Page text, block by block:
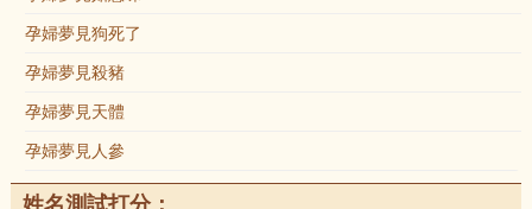
孕婦夢見狗死了
孕婦夢見殺豬
孕婦夢見天體
孕婦夢見人參
姓名測試打分：